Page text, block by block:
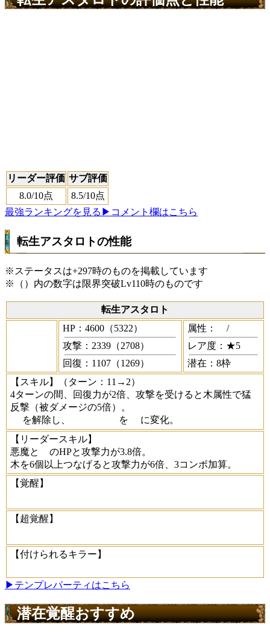
リーダー評価 サブ評価
8.0/10点 8.5/10点
最強ランキングを見る ▶コメント欄はこちら
転生アスタロトの性能
※ステータスは+297時のものを掲載しています
※（）内の数字は限界突破Lv110時のものです
転生アスタロト
HP：4600（5322）
攻撃：2339（2708）
回復：1107（1269）
属性：
/
レア度：★5
潜在：8枠
【スキル】
（ターン：11→2）
4ターンの間、回復力が2倍、攻撃を受けると木属性で猛
反撃（被ダメージの5倍）。
を解除し、
を
に変化。
【リーダースキル】
悪魔と
のHPと攻撃力が3.8倍。
木を6個以上つなげると攻撃力が6倍、3コンボ加算。
【覚醒】
【超覚醒】
【付けられるキラー】
▶テンプレパーティはこちら
潜在覚醒おすすめ